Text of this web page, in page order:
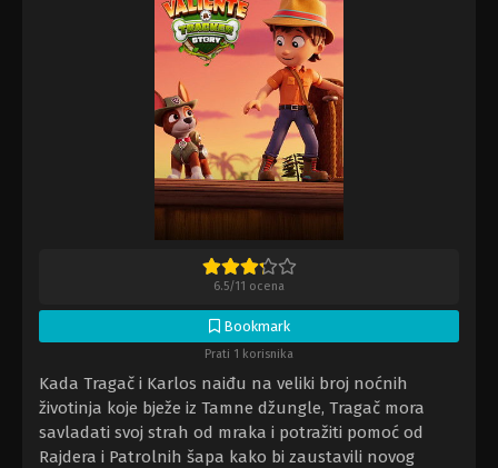
6.5/11 ocena
Bookmark
Prati 1 korisnika
Kada Tragač i Karlos naiđu na veliki broj noćnih
životinja koje bježe iz Tamne džungle, Tragač mora
savladati svoj strah od mraka i potražiti pomoć od
Rajdera i Patrolnih šapa kako bi zaustavili novog